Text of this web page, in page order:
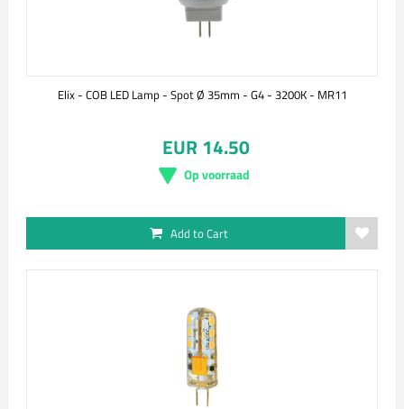
Elix - COB LED Lamp - Spot Ø 35mm - G4 - 3200K - MR11
EUR 14.50
Op voorraad
Add to Cart